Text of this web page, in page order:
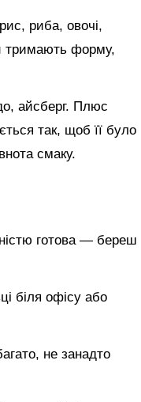
риба, овочі,
тримають форму,
айсберг. Плюс
так, щоб її було
смаку.
готова — береш
біля офісу або
не занадто